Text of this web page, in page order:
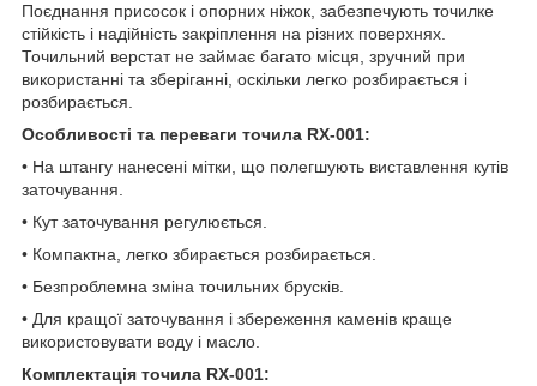
Поєднання присосок і опорних ніжок, забезпечують точилке
стійкість і надійність закріплення на різних поверхнях.
Точильний верстат не займає багато місця, зручний при
використанні та зберіганні, оскільки легко розбирається і
розбирається.
Особливості та переваги точила RX-001:
• На штангу нанесені мітки, що полегшують виставлення кутів
заточування.
• Кут заточування регулюється.
• Компактна, легко збирається розбирається.
• Безпроблемна зміна точильних брусків.
• Для кращої заточування і збереження каменів краще
використовувати воду і масло.
Комплектація точила RX-001: